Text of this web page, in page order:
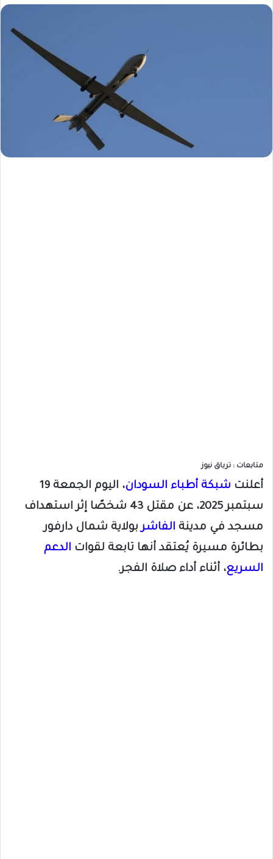
متابعات : ترياق نيوز
أعلنت شبكة أطباء السودان
، اليوم الجمعة 19
سبتمبر 2025، عن مقتل 43 شخصًا إثر استهداف
مسجد في مدينة الفاشربولاية شمال دارفور
بطائرة مسيرة يُعتقد أنها تابعة لقوات الدعم
السريع، أثناء أداء صلاة الفجر.